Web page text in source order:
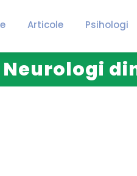
Articole Psihologi
Neurologi